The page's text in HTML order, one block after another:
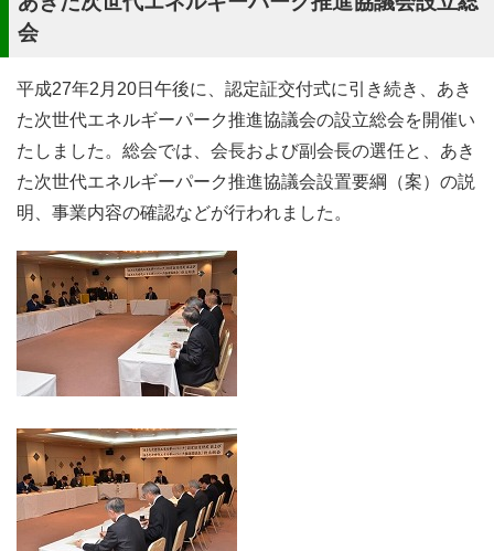
会
平成27年2月20日午後に、認定証交付式に引き続き、あき
た次世代エネルギーパーク推進協議会の設立総会を開催い
たしました。総会では、会長および副会長の選任と、あき
た次世代エネルギーパーク推進協議会設置要綱（案）の説
明、事業内容の確認などが行われました。